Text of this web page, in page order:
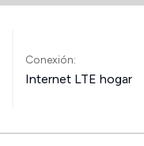
Conexión:
Internet LTE hogar